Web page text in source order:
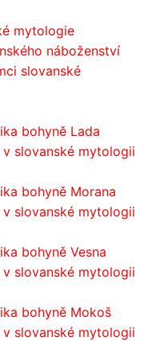
mytologie
náboženství
slovanské
bohyně Lada
slovanské mytologii
bohyně Morana
slovanské mytologii
bohyně Vesna
slovanské mytologii
bohyně Mokoš
slovanské mytologii